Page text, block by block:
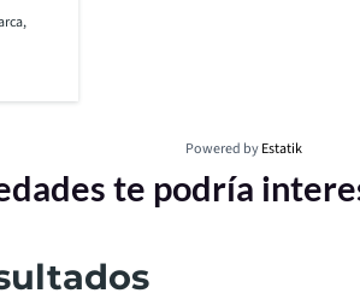
Powered byEstatik
te podría